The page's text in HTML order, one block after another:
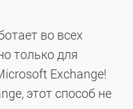
во всех
только для
Exchange!
этот способ не